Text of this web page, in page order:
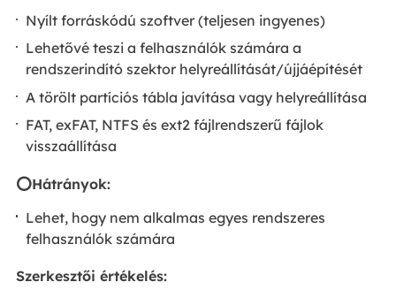
Nyílt forráskódú szoftver (teljesen ingyenes)
Lehetővé teszi a felhasználók számára a
rendszerindító szektor helyreállítását/újjáépítését
A törölt partíciós tábla javítása vagy helyreállítása
FAT, exFAT, NTFS és ext2 fájlrendszerű fájlok
visszaállítása
⭕Hátrányok:
Lehet, hogy nem alkalmas egyes rendszeres
felhasználók számára
Szerkesztői értékelés: